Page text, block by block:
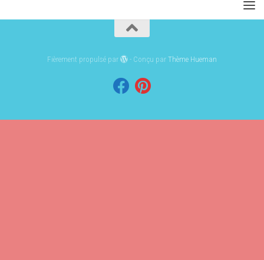
Fièrement propulsé par - Conçu parThème Hueman